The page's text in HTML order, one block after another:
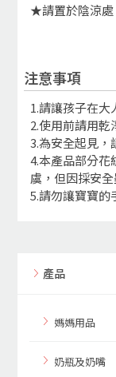
★請置於陰涼處
注意事項
1.請讓孩子在大
2.使用前請用乾
3.為安全起見，
4.本產品部分花
虞，但因採安
5.請勿讓寶寶的
產品
媽媽用品
奶瓶及奶嘴